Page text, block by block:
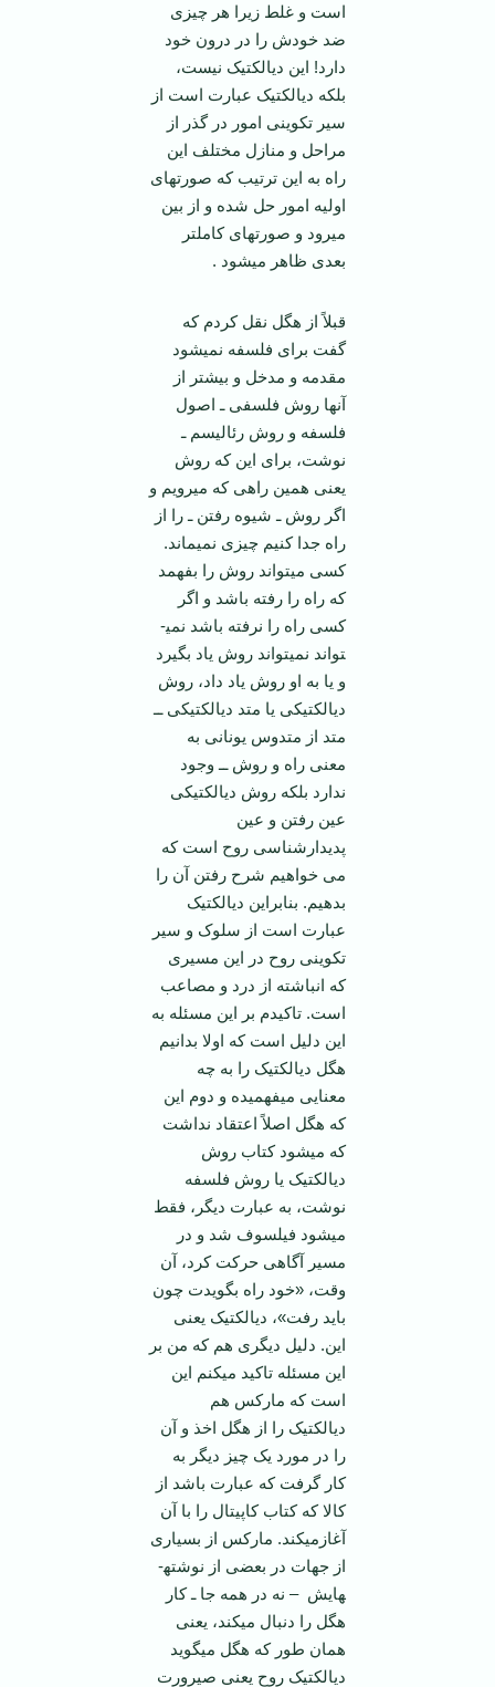
است و غلط زیرا هر چیزی
ضد خودش را در درون خود
دارد! این دیالکتیک نیست،
بلکه دیالکتیک عبارت است از
سیر تکوینی امور در گذر از
مراحل و منازل مختلف این
راه به این ترتیب که صورتهای
اولیه امور حل شده و از بین
می­رود و صورتهای کامل­تر
بعدی ظاهر می­شود .
قبلاً از هگل نقل کردم که
گفت برای فلسفه نمی­شود
مقدمه و مدخل و بیشتر از
آنها روش فلسفی ـ اصول
فلسفه و روش رئالیسم ـ
نوشت، برای این که روش
یعنی همین راهی که می­رویم و
اگر روش ـ شیوه رفتن ـ را از
راه جدا کنیم چیزی نمی­ماند.
کسی می­تواند روش را بفهمد
که راه را رفته باشد و اگر
کسی راه را نرفته باشد نمی­
تواند نمی­تواند روش یاد بگیرد
و یا به او روش یاد داد، روش
دیالکتیکی یا متد دیالکتیکی ــ
متد از متدوس یونانی به
معنی راه و روش ــ وجود
ندارد بلکه روش دیالکتیکی
عین رفتن و عین
پدیدارشناسی روح است که
می خواهیم شرح رفتن آن را
بدهیم. بنابراین دیالکتیک
عبارت است از سلوک و سیر
تکوینی روح در این مسیری
که انباشته از درد و مصاعب
است. تاکیدم بر این مسئله به
این دلیل است که اولا بدانیم
هگل دیالکتیک را به چه
معنایی می­فهمیده و دوم این
که هگل اصلاً اعتقاد نداشت
که می­شود کتاب روش
دیالکتیک یا روش فلسفه
نوشت، به عبارت دیگر، فقط
می­شود فیلسوف شد و در
مسیر آگاهی حرکت کرد، آن
وقت، «خود راه بگویدت چون
باید رفت»، دیالکتیک یعنی
این. دلیل دیگری هم که من بر
این مسئله تاکید می­کنم این
است که مارکس هم
دیالکتیک را از هگل اخذ و آن
را در مورد یک چیز دیگر به
کار گرفت که عبارت باشد از
کالا که کتاب کاپیتال را با آن
آغازمی­کند. مارکس از بسیاری
از جهات در بعضی از نوشته­
هایش – نه در همه جا ـ کار
هگل را دنبال می­کند، یعنی
همان طور که هگل می­گوید
دیالکتیک روح یعنی صیرورت